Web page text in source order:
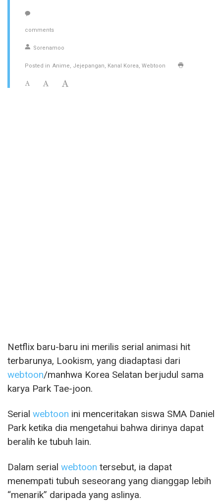
comments
Sorenamoo
Posted in Anime Jejepangan Kanal Korea Webtoon
Netflix baru-baru ini merilis serial animasi hit
terbarunya, Lookism, yang diadaptasi dari
webtoon/manhwa Korea Selatan berjudul sama
karya Park Tae-joon.
Serial webtoon ini menceritakan siswa SMA Daniel
Park ketika dia mengetahui bahwa dirinya dapat
beralih ke tubuh lain.
Dalam serial webtoon tersebut, ia dapat
menempati tubuh seseorang yang dianggap lebih
“menarik” daripada yang aslinya.